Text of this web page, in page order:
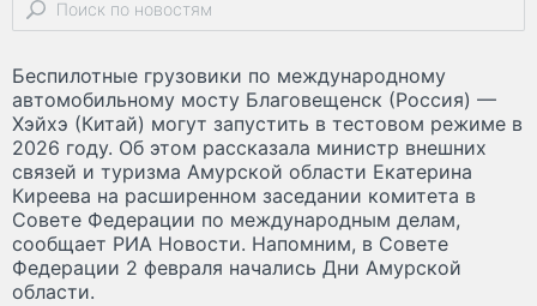
Беспилотные грузовики по международному
автомобильному мосту Благовещенск (Россия) —
Хэйхэ (Китай) могут запустить в тестовом режиме в
2026 году. Об этом рассказала министр внешних
связей и туризма Амурской области Екатерина
Киреева на расширенном заседании комитета в
Совете Федерации по международным делам,
сообщает РИА Новости. Напомним, в Совете
Федерации 2 февраля начались Дни Амурской
области.